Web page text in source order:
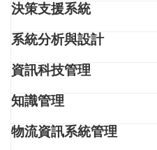
決策支援系統
系統分析與設計
資訊科技管理
知識管理
物流資訊系統管理